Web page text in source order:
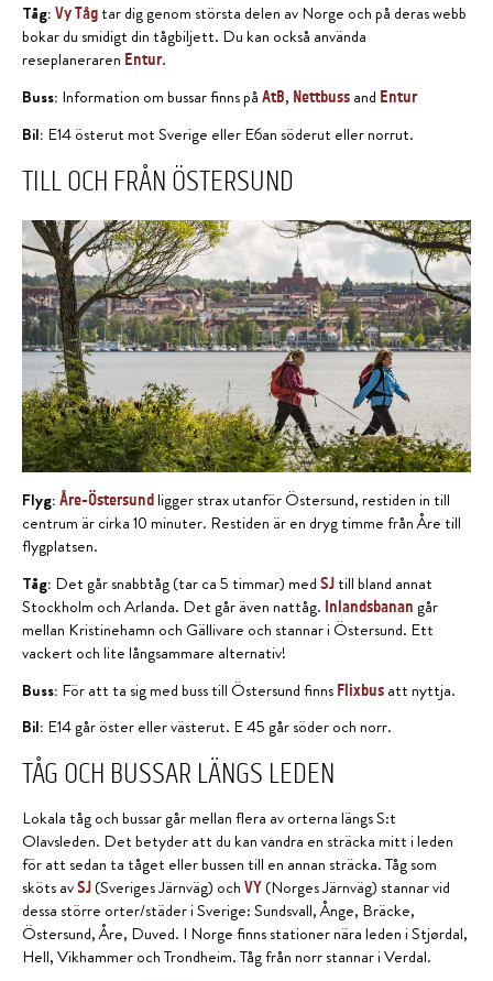
Tåg: Vy Tåg tar dig genom största delen av Norge och på deras webb
bokar du smidigt din tågbiljett. Du kan också använda
reseplaneraren Entur.
Buss: Information om bussar finns på AtB, Nettbuss and Entur
Bil: E14 österut mot Sverige eller E6an söderut eller norrut.
TILL OCH FRÅN ÖSTERSUND
Flyg: Åre-Östersund ligger strax utanför Östersund, restiden in till
centrum är cirka 10 minuter. Restiden är en dryg timme från Åre till
flygplatsen.
Tåg: Det går snabbtåg (tar ca 5 timmar) med SJ till bland annat
Stockholm och Arlanda. Det går även nattåg. Inlandsbanan går
mellan Kristinehamn och Gällivare och stannar i Östersund. Ett
vackert och lite långsammare alternativ!
Buss: För att ta sig med buss till Östersund finns Flixbus att nyttja.
Bil: E14 går öster eller västerut. E 45 går söder och norr.
TÅG OCH BUSSAR LÄNGS LEDEN
Lokala tåg och bussar går mellan flera av orterna längs S:t
Olavsleden. Det betyder att du kan vandra en sträcka mitt i leden
för att sedan ta tåget eller bussen till en annan sträcka. Tåg som
sköts av SJ (Sveriges Järnväg) och VY (Norges Järnväg) stannar vid
dessa större orter/städer i Sverige: Sundsvall, Ånge, Bräcke,
Östersund, Åre, Duved. I Norge finns stationer nära leden i Stjørdal,
Hell, Vikhammer och Trondheim. Tåg från norr stannar i Verdal.